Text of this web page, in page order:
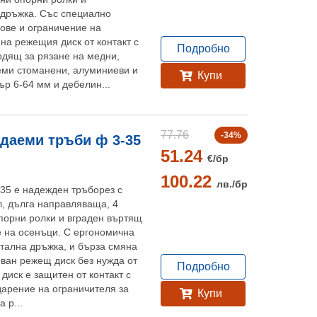
Със специално
и ограничение на
режещия диск от контакт с
за рязане на медни,
стоманени, алуминиеви и
6-64 мм и дебелин...
Подробно
Купи
тръби ф 3-35
е надежден тръборез с
дълга направляваща, 4
ролки и вграден въртящ
на осенъци. С ергономична
дръжка, и бърза смяна
режещ диск без нужда от
е защитен от контакт с
на ограничителя за
р...
-34%
77.76
51.24 €/бр
100.22 лв./бр
Подробно
Купи